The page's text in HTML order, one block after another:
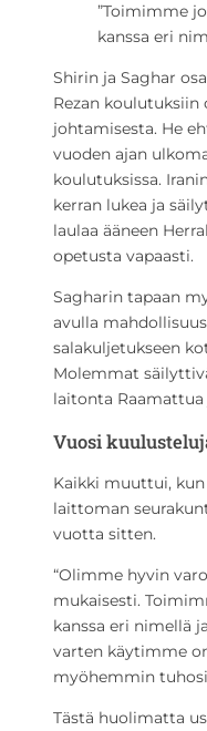
”Toimimme
kanssa eri
Shirin ja Saghar
Rezan
johtamisesta. He
vuoden ajan
koulutuksissa.
kerran lukea ja
laulaa ääneen
opetusta vapaasti.
Sagharin tapaan
avulla
salakuljetukseen
Molemmat
laitonta Raamattua
Vuosi
Kaikki muuttui,
laittoman
vuotta sitten.
“Olimme hyvin
mukaisesti.
kanssa eri nimellä
varten käytimme
myöhemmin
Tästä huolimatta